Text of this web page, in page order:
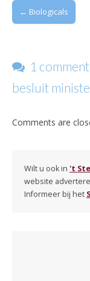
Post
navigation
← Biologicals
1
besluit
Comments are
Wilt u ook in 't
website
Informeer bij het